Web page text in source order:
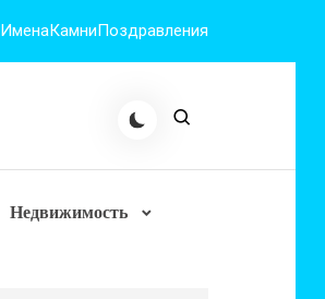
ИменаКамниПоздравления
Недвижимость